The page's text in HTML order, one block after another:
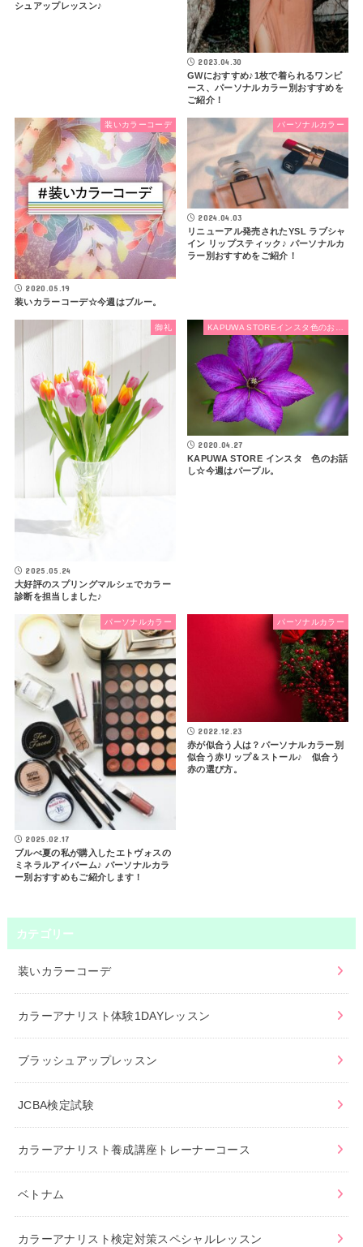
シュアップレッスン♪
2023.04.30
GWにおすすめ♪1枚で着られるワンピ
ース、パーソナルカラー別おすすめを
ご紹介！
装いカラーコーデ
2020.05.19
装いカラーコーデ☆今週はブルー。
パーソナルカラー
2024.04.03
リニューアル発売されたYSL ラブシャ
イン リップスティック♪ パーソナルカ
ラー別おすすめをご紹介！
御礼
2025.05.24
大好評のスプリングマルシェでカラー
診断を担当しました♪
2020.04.27
KAPUWA STORE インスタ 色のお話
し☆今週はパープル。
パーソナルカラー
2025.02.17
ブルべ夏の私が購入したエトヴォスの
ミネラルアイバーム♪ パーソナルカラ
ー別おすすめもご紹介します！
パーソナルカラー
2022.12.23
赤が似合う人は？パーソナルカラー別
似合う赤リップ＆ストール♪ 似合う
赤の選び方。
カテゴリー
装いカラーコーデ
カラーアナリスト体験1DAYレッスン
ブラッシュアップレッスン
JCBA検定試験
カラーアナリスト養成講座トレーナーコース
ベトナム
カラーアナリスト検定対策スペシャルレッスン